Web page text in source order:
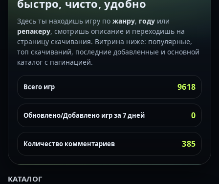
быстро, чисто, удобно
Здесь ты находишь игру по жанру, году или
репакеру, смотришь описание и переходишь на
страницу скачивания. Витрина ниже: популярные,
топ скачиваний, последние добавленные и основной
каталог с пагинацией.
Всего игр 9618
Обновлено/Добавлено игр за 7 дней 0
Количество комментариев 385
КАТАЛОГ